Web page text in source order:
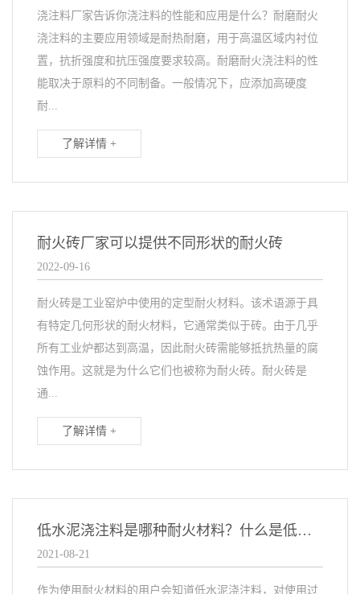
浇注料厂家告诉你浇注料的性能和应用是什么？耐磨耐火
浇注料的主要应用领域是耐热耐磨，用于高温区域内衬位
置，抗折强度和抗压强度要求较高。耐磨耐火浇注料的性
能取决于原料的不同制备。一般情况下，应添加高硬度
耐...
了解详情 +
耐火砖厂家可以提供不同形状的耐火砖
2022-09-16
耐火砖是工业窑炉中使用的定型耐火材料。该术语源于具
有特定几何形状的耐火材料，它通常类似于砖。由于几乎
所有工业炉都达到高温，因此耐火砖需能够抵抗热量的腐
蚀作用。这就是为什么它们也被称为耐火砖。耐火砖是
通...
了解详情 +
低水泥浇注料是哪种耐火材料？什么是低水泥浇注料？
2021-08-21
作为使用耐火材料的用户会知道低水泥浇注料，对使用过